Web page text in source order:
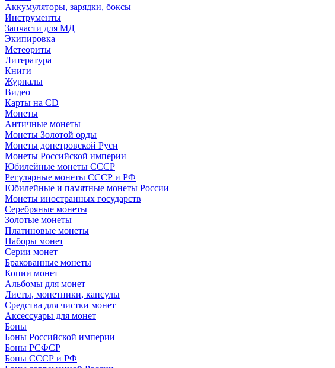
Аккумуляторы, зарядки, боксы
Инструменты
Запчасти для МД
Экипировка
Метеориты
Литература
Книги
Журналы
Видео
Карты на CD
Монеты
Античные монеты
Монеты Золотой орды
Монеты допетровской Руси
Монеты Российской империи
Юбилейные монеты СССР
Регулярные монеты СССР и РФ
Юбилейные и памятные монеты России
Монеты иностранных государств
Серебряные монеты
Золотые монеты
Платиновые монеты
Наборы монет
Серии монет
Бракованные монеты
Копии монет
Альбомы для монет
Листы, монетники, капсулы
Средства для чистки монет
Аксессуары для монет
Боны
Боны Российской империи
Боны РСФСР
Боны СССР и РФ